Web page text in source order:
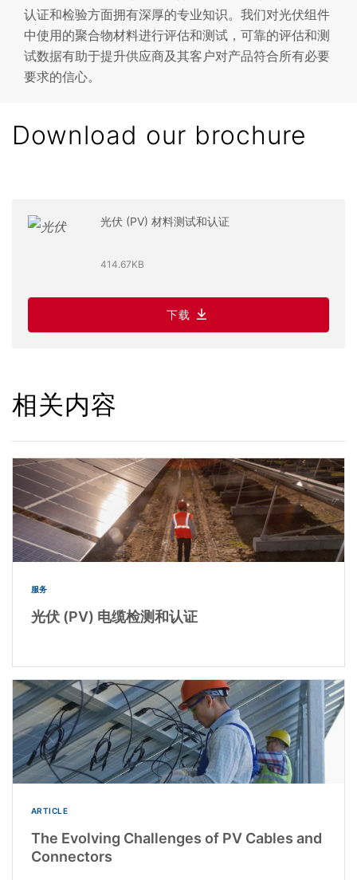
认证和检验方面拥有深厚的专业知识。我们对光伏组件
中使用的聚合物材料进行评估和测试，可靠的评估和测
试数据有助于提升供应商及其客户对产品符合所有必要
要求的信心。
Download our brochure
光伏 (PV) 材料测试和认证
414.67KB
下载
相关内容
服务
光伏 (PV) 电缆检测和认证
ARTICLE
The Evolving Challenges of PV Cables and
Connectors